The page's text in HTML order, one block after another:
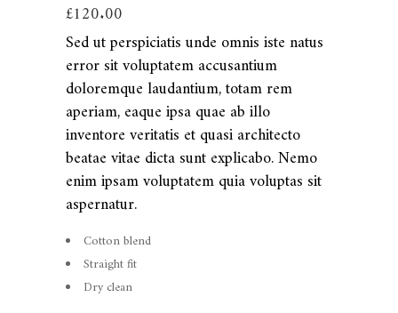
£120.00
Sed ut perspiciatis unde omnis iste natus
error sit voluptatem accusantium
doloremque laudantium, totam rem
aperiam, eaque ipsa quae ab illo
inventore veritatis et quasi architecto
beatae vitae dicta sunt explicabo. Nemo
enim ipsam voluptatem quia voluptas sit
aspernatur.
Cotton blend
Straight fit
Dry clean